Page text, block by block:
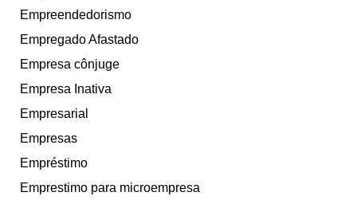
Empreendedorismo
Empregado Afastado
Empresa cônjuge
Empresa Inativa
Empresarial
Empresas
Empréstimo
Emprestimo para microempresa